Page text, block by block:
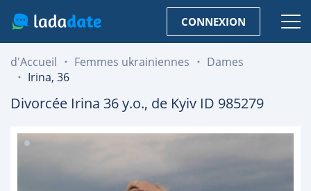
CONNEXION
d'Accueil Femmes ukrainiennes
Dames
Irina, 36
Divorcée Irina 36y.o., de Kyiv ID 985279